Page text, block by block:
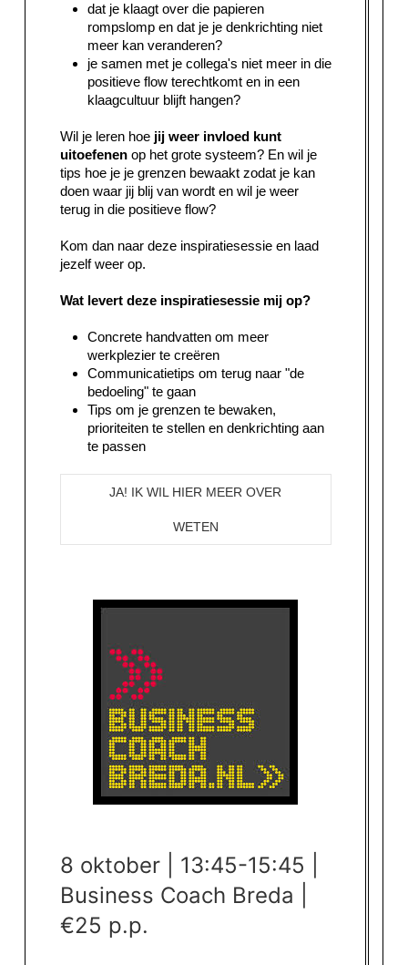
dat je klaagt over die papieren
rompslomp en dat je je denkrichting niet
meer kan veranderen?
je samen met je collega's niet meer in die
positieve flow terechtkomt en in een
klaagcultuur blijft hangen?
Wil je leren hoejij weer invloed kunt
uitoefenen op het grote systeem? En wil je
tips hoe je je grenzen bewaakt zodat je kan
doen waar jij blij van wordt en wil je weer
terug in die positieve flow?
Kom dan naar deze inspiratiesessie en laad
jezelf weer op.
Wat levert deze inspiratiesessie mij op?
Concrete handvatten om meer
werkplezier te creëren
Communicatietips om terug naar "de
bedoeling" te gaan
Tips om je grenzen te bewaken,
prioriteiten te stellen en denkrichting aan
te passen
JA! IK WIL HIER MEER OVER
WETEN
8 oktober | 13:45-15:45 |
Business Coach Breda |
€25 p.p.